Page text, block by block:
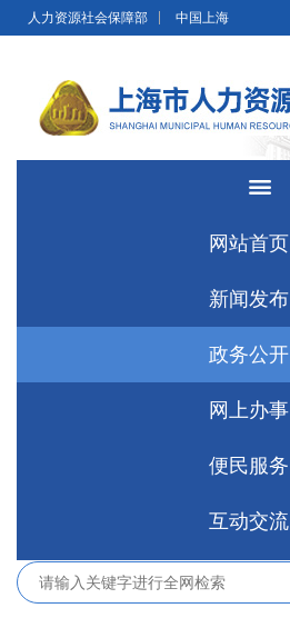
无障碍操作说明 跳转到网站导航区
人力资源社会保障部 中国上海
网站首页
新闻发布
政务公开
网上办事
便民服务
互动交流